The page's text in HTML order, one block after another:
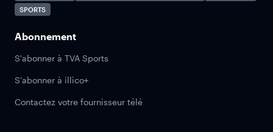
SPORTS
Abonnement
S'abonner à TVA Sports
S'abonner à illico+
Contactez votre fournisseur télé